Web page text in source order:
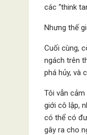
các “think
Nhưng thế
Cuối cùng,
ngách trên
phá hủy, và
Tôi vẫn
giới cô lập,
có thể có
gây ra cho